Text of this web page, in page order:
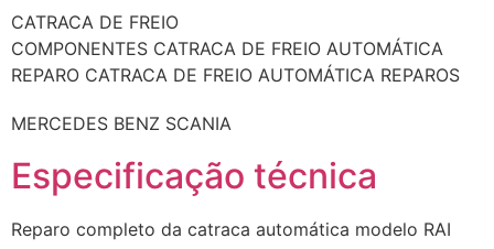
CATRACA DE FREIO
COMPONENTES CATRACA DE FREIO AUTOMÁTICA
REPARO CATRACA DE FREIO AUTOMÁTICA REPAROS
MERCEDES BENZ SCANIA
Especificação técnica
Reparo completo da catraca automática modelo RAI